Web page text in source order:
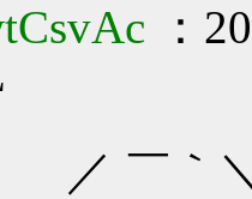
：
｀